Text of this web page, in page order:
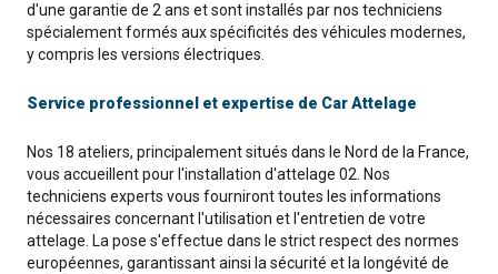
d'une garantie de 2 ans et sont installés par nos techniciens
spécialement formés aux spécificités des véhicules modernes,
y compris les versions électriques.
Service professionnel et expertise de Car Attelage
Nos 18 ateliers, principalement situés dans le Nord de la France,
vous accueillent pour l'installation d'attelage 02. Nos
techniciens experts vous fourniront toutes les informations
nécessaires concernant l'utilisation et l'entretien de votre
attelage. La pose s'effectue dans le strict respect des normes
européennes, garantissant ainsi la sécurité et la longévité de